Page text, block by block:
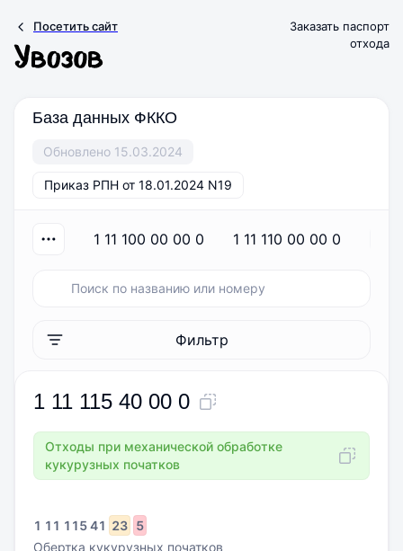
Посетить сайт
Заказать паспорт
отхода
База данных ФККО
Обновлено 15.03.2024
Приказ РПН от 18.01.2024 N19
1 11 100 00 00 0 1 11 110 00 00 0
Фильтр
1 11 115 40 00 0
Отходы при механической обработке
кукурузных початков
1 11 11541 23 5
Обертка кукурузных початков